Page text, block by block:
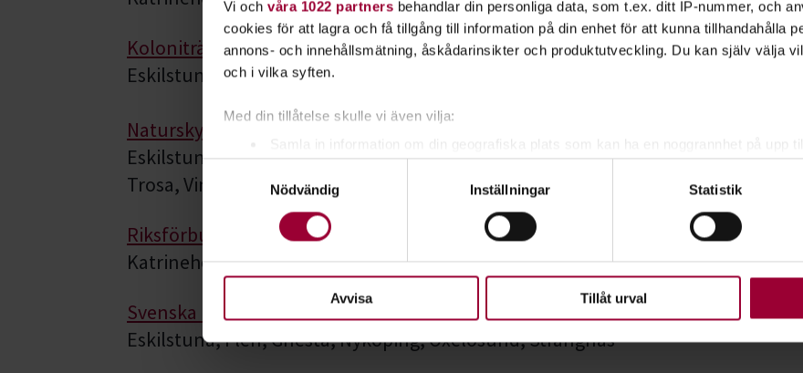
Vi och våra 1022 partners behandlar din personliga data, som t.ex. ditt IP-nummer, och
cookies för att lagra och få tillgång till information på din enhet för att kunna tillhandahålla
annons- och innehållsmätning, åskådarinsikter och produktutveckling. Du kan själv välja
och i vilka syften.
Med din tillåtelse skulle vi även vilja:
Ta reda på mer om hur dina personliga uppgifter behandlas och ställ in dina preferenser i
eller dra tillbaka ditt samtycke när som helst från cookie-förklaringen.
För att du ska få en så bra upplevelse som möjligt använder vi kakor (cookies) på vår
Samtyckesval
Nödvändig
Inställningar Statistik
Avvisa Tillåt urval
Koloniträdgårdsförbundet
Eskilstuna, Katrineholm, Nyköping, Vingåker
Naturskyddsföreningen
Eskilstuna, Gnesta, Flen, Katrineholm, Nyköping, Strängnäs,
Trosa, Vingåker
Riksförbundet 4H
Katrineholm
Svenska Brukshundklubben
Eskilstuna, Flen, Gnesta, Nyköping, Oxelösund, Strängnäs